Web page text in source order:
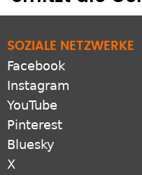
SOZIALE NETZWERKE
Facebook
Instagram
YouTube
Pinterest
Bluesky
X